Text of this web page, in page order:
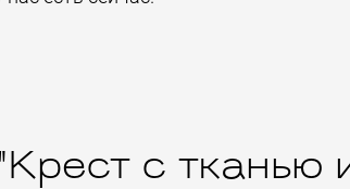
с тканью